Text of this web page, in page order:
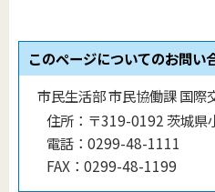
このページについてのお問い
市民生活部 市民協働課 国
住所： 〒319-0192 茨城県
電話： 0299-48-1111
FAX： 0299-48-1199